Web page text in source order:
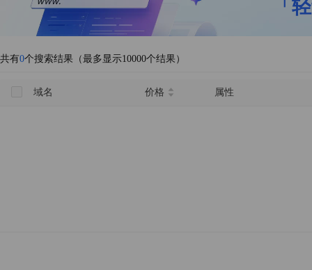
「
共有0个搜索结果（最多显示10000个结果）
域名 价格 属性